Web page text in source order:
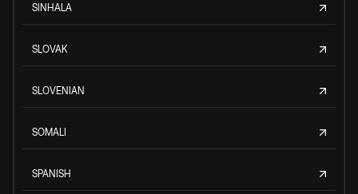
SINHALA
SLOVAK
SLOVENIAN
SOMALI
SPANISH